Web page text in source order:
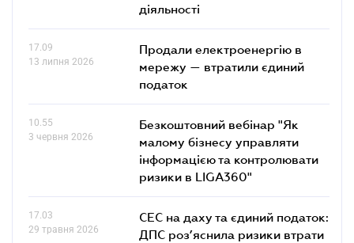
діяльності
17.09
13 липня 2026
Продали електроенергію в
мережу — втратили єдиний
податок
10.55
3 червня 2026
Безкоштовний вебінар "Як
малому бізнесу управляти
інформацією та контролювати
ризики в LIGA360"
17.03
29 травня 2026
СЕС на даху та єдиний податок:
ДПС роз’яснила ризики втрати